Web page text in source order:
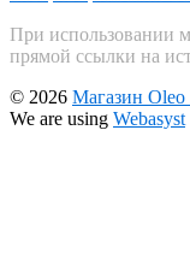
При использовании
прямой ссылки на
© 2026 Магазин Oleo
We are using Webasyst